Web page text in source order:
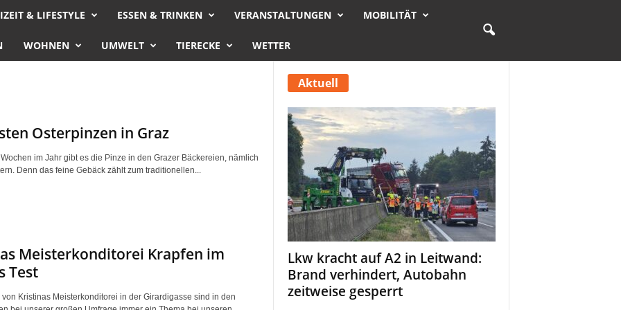
& LIFESTYLE ESSEN & TRINKEN VERANSTALTUNGEN MOBILITÄT
WOHNEN UMWELT TIERECKE WETTER
Osterpinzen in Graz
im Jahr gibt es die Pinze in den Grazer Bäckereien, nämlich
Denn das feine Gebäck zählt zum traditionellen...
Meisterkonditorei Krapfen im
Test
von Kristinas Meisterkonditorei in der Girardigasse sind in den
Aktuell
Lkw kracht auf A2 in Leitwand:
Brand verhindert, Autobahn
zeitweise gesperrt